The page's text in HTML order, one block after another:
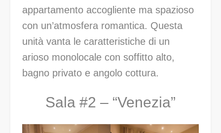
appartamento accogliente ma spazioso
con un’atmosfera romantica. Questa
unità vanta le caratteristiche di un
arioso monolocale con soffitto alto,
bagno privato e angolo cottura.
Sala #2 – “Venezia”